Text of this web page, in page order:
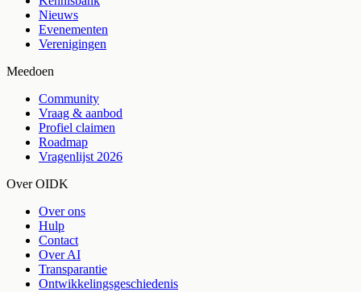
Nieuws
Evenementen
Verenigingen
Meedoen
Community
Vraag & aanbod
Profiel claimen
Roadmap
Vragenlijst 2026
Over OIDK
Over ons
Hulp
Contact
Over AI
Transparantie
Ontwikkelingsgeschiedenis